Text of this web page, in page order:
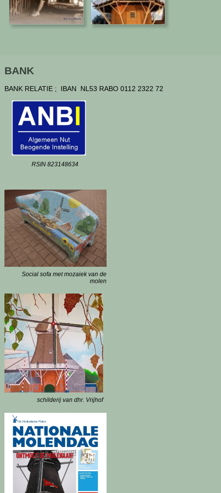
BANK
BANK RELATIE ; IBAN NL53 RABO 0112 2322 72
RSIN 823148634
Social sofa met mozaiek van de
molen
schilderij van dhr. Vrijhof